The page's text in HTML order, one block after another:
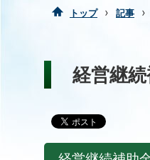
トップ › 記事 ›
経営継